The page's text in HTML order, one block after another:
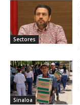
Sectores
Sinaloa